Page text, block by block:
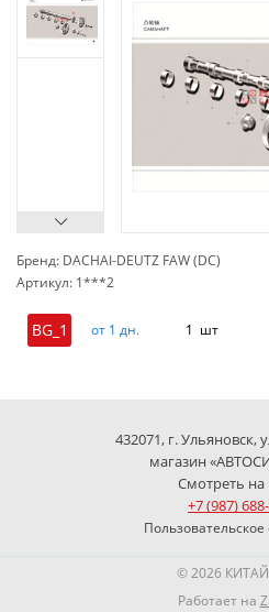
Бренд: DACHAI-DEUTZ FAW (DC)
Артикул: 1***2
BG_1 от 1 дн. 1 шт
432071, г. Ульяновск,
магазин
Смотреть на
+7 (987)
© 2026
Работает на